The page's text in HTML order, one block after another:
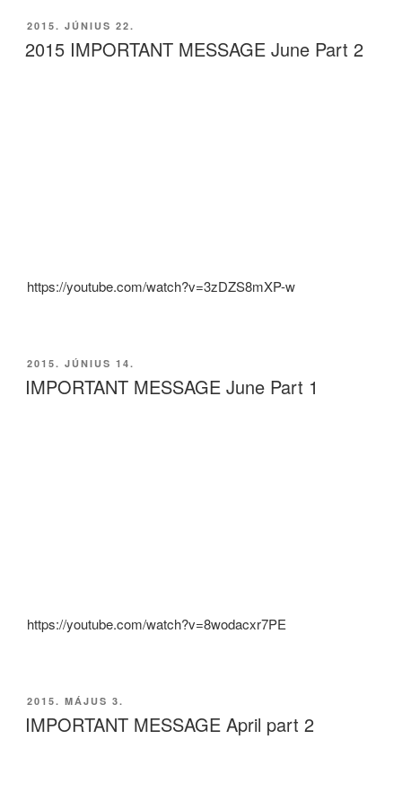
BEKÜLDVE:
2015. JÚNIUS 22.
2015 IMPORTANT MESSAGE June Part 2
https://youtube.com/watch?v=3zDZS8mXP-w
BEKÜLDVE:
2015. JÚNIUS 14.
IMPORTANT MESSAGE June Part 1
https://youtube.com/watch?v=8wodacxr7PE
BEKÜLDVE:
2015. MÁJUS 3.
IMPORTANT MESSAGE April part 2